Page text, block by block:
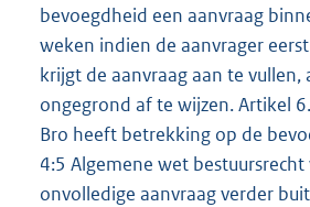
bevoegdheid een aanvraag
weken indien de aanvrager
krijgt de aanvraag aan te vullen,
ongegrond af te wijzen. Artikel
Bro heeft betrekking op de
4:5 Algemene wet
onvolledige aanvraag verder